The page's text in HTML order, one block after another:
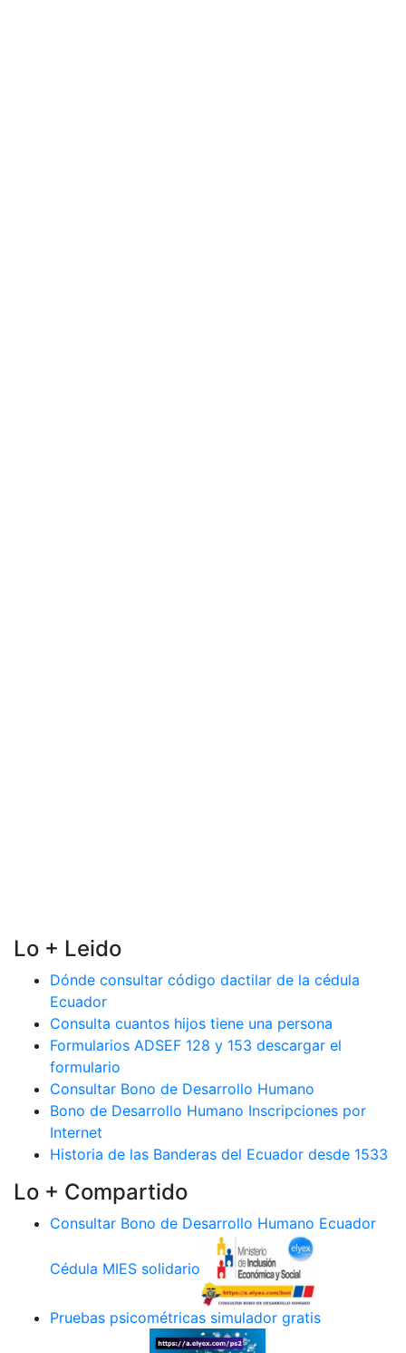
Lo + Leido
Dónde consultar código dactilar de la cédula
Ecuador
Consulta cuantos hijos tiene una persona
Formularios ADSEF 128 y 153 descargar el
formulario
Consultar Bono de Desarrollo Humano
Bono de Desarrollo Humano Inscripciones por
Internet
Historia de las Banderas del Ecuador desde 1533
Lo + Compartido
Consultar Bono de Desarrollo Humano Ecuador
Cédula MIES solidario
Pruebas psicométricas simulador gratis